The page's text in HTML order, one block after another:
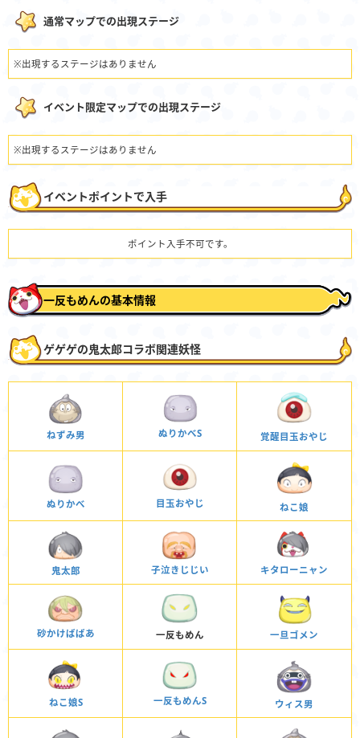
通常マップでの出現ステージ
※出現するステージはありません
イベント限定マップでの出現ステージ
※出現するステージはありません
イベントポイントで入手
ポイント入手不可です。
一反もめんの基本情報
ゲゲゲの鬼太郎コラボ関連妖怪
ねずみ男 ぬりかべS 覚醒目玉おやじ
ぬりかべ 目玉おやじ ねこ娘
鬼太郎 子泣きじじい キタローニャン
砂かけばばあ 一反もめん 一旦ゴメン
ねこ娘S 一反もめんS ウィス男